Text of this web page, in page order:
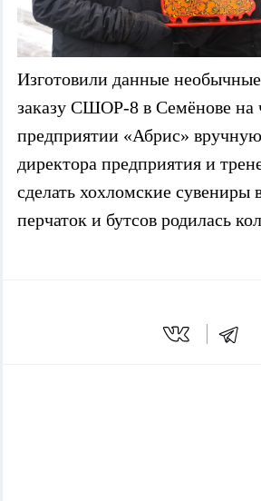
Изготовили данные
заказу СШОР-8 в Семёнове на
предприятии «Абрис»
директора предприятия и
сделать хохломские сувениры
перчаток и бутсов родилась